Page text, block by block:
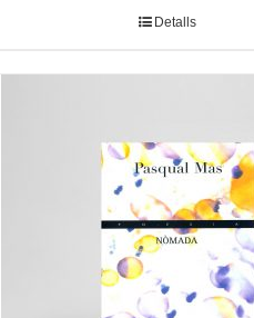
Detalls